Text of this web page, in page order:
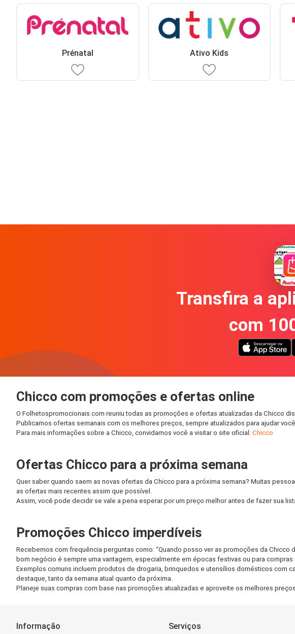
Prénatal Ativo Kids
Transfira a
com
Chicco com promoções e ofertas online
O Folhetospromocionais.com reuniu todas as promoções e ofertas atualizadas da Chicco
Publicamos ofertas semanais com os melhores preços, sempre atualizados para ajudar
Para mais informações sobre a Chicco, convidamos você a visitar o site oficial: Chicco
Ofertas Chicco para a próxima semana
Quer saber quando saem as novas ofertas da Chicco para a próxima semana? Muitas
as ofertas mais recentes assim que possível.
Assim, você pode decidir se vale a pena esperar por um preço melhor antes de fazer sua
Promoções Chicco imperdíveis
Recebemos com frequência perguntas como: “Quando posso ver as promoções da
bom negócio é sempre uma vantagem, especialmente em épocas festivas ou para compras
Exemplos comuns incluem produtos de drogaria, brinquedos e utensílios domésticos com
destaque, tanto da semana atual quanto da próxima.
Planeje suas compras com base nas promoções atualizadas e aproveite os melhores
Informação Serviços